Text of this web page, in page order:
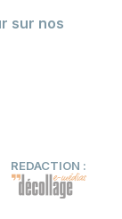
sur nos
REDACTION :